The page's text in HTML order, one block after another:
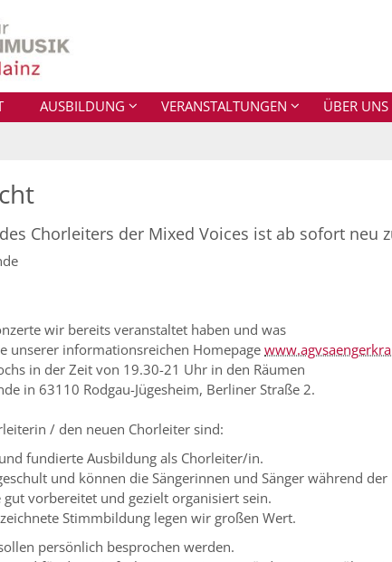
AUSBILDUNG VERANSTALTUNGEN ÜBER UNS
Chorleiters der Mixed Voices ist ab sofort neu
wir bereits veranstaltet haben und was
unserer informationsreichen Homepage
in der Zeit von 19.30-21 Uhr in den Räumen
in 63110 Rodgau-Jügesheim, Berliner Straße 2.
/ den neuen Chorleiter sind:
fundierte Ausbildung als Chorleiter/in.
und können die Sängerinnen und Sänger während
vorbereitet und gezielt organisiert sein.
Stimmbildung legen wir großen Wert.
persönlich besprochen werden.